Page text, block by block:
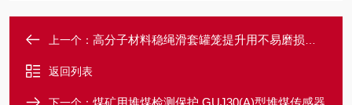
上一个： 高分子材料稳绳滑套罐笼提升用不易磨损罐道
返回列表
煤矿用堆煤检测保护 GUJ30(A)型堆煤传感器